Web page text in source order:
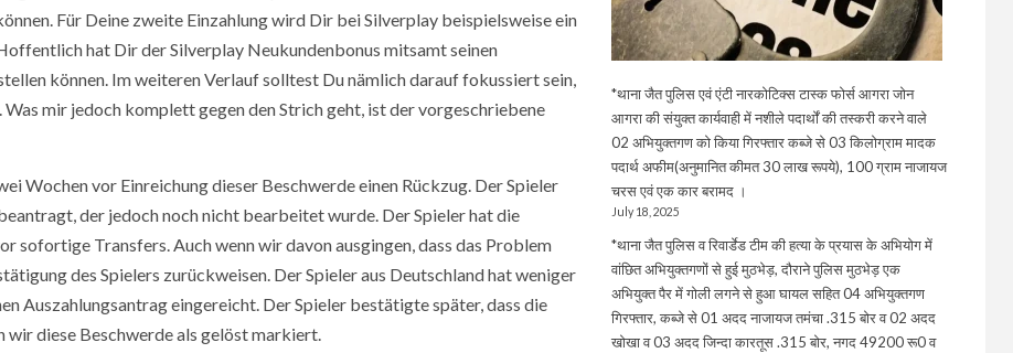
Für Deine zweite Einzahlung wird Dir bei Silverplay beispielsweise ein
hat Dir der Silverplay Neukundenbonus mitsamt seinen
können. Im weiteren Verlauf solltest Du nämlich darauf fokussiert sein,
mir jedoch komplett gegen den Strich geht, ist der vorgeschriebene
Wochen vor Einreichung dieser Beschwerde einen Rückzug. Der Spieler
der jedoch noch nicht bearbeitet wurde. Der Spieler hat die
sofortige Transfers. Auch wenn wir davon ausgingen, dass das Problem
des Spielers zurückweisen. Der Spieler aus Deutschland hat weniger
Auszahlungsantrag eingereicht. Der Spieler bestätigte später, dass die
diese Beschwerde als gelöst markiert.
*थाना जैत पुलिस एवं एंटी नारकोटिक्स टास्क फोर्स आगरा जोन
आगरा की संयुक्त कार्यवाही में नशीले पदार्थों की तस्करी करने वाले
02 अभियुक्तगण को किया गिरफ्तार कब्जे से 03 किलोग्राम मादक
पदार्थ अफीम(अनुमानित कीमत 30 लाख रूपये), 100 ग्राम नाजायज
चरस एवं एक कार बरामद ।
July 18, 2025
*थाना जैत पुलिस व रिवार्डेड टीम की हत्या के प्रयास के अभियोग में
वांछित अभियुक्तगणों से हुई मुठभेड़, दौराने पुलिस मुठभेड़ एक
अभियुक्त पैर में गोली लगने से हुआ घायल सहित 04 अभियुक्तगण
गिरफ्तार, कब्जे से 01 अदद नाजायज तमंचा .315 बोर व 02 अदद
खोखा व 03 अदद जिन्दा कारतूस .315 बोर, नगद 49200 रू0 व